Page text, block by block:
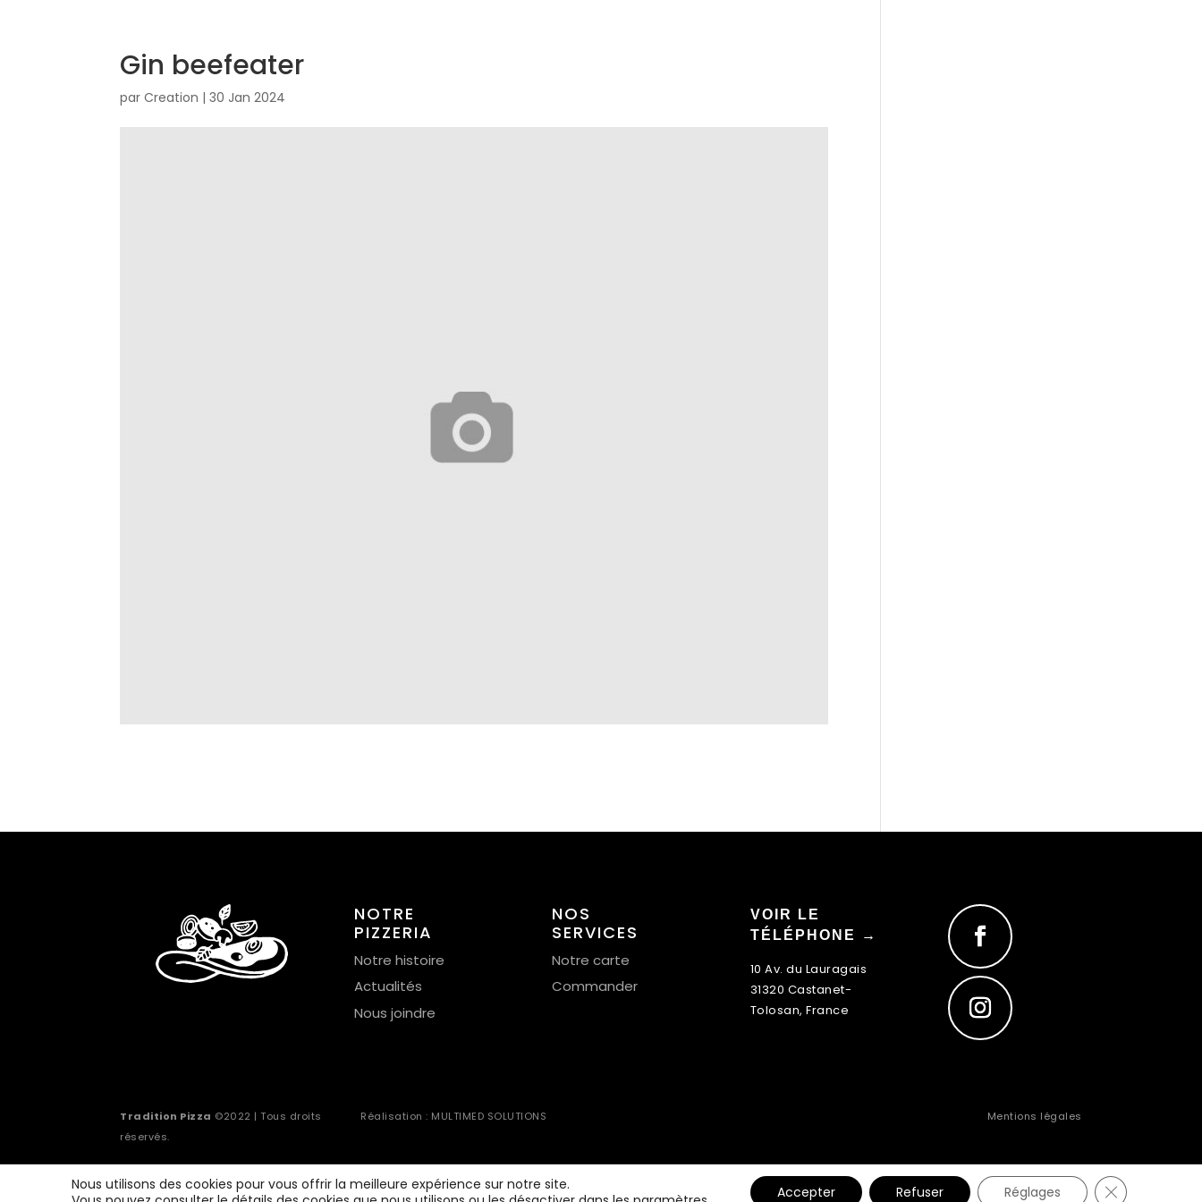
Gin beefeater
parCreation |30 Jan 2024
NOTRE
PIZZERIA
Notre histoire
Actualités
Nous joindre
NOS
SERVICES
Notre carte
Commander
VOIR LE
TÉLÉPHONE →
10 Av. du Lauragais
31320 Castanet-
Tolosan, France
Tradition Pizza ©2022 | Tous droits
réservés.
Réalisation : MULTIMED SOLUTIONS Mentions légales
Nous utilisons des cookies pour vous offrir la meilleure expérience sur notre site.
Accepter Refuser Réglages Fermer la